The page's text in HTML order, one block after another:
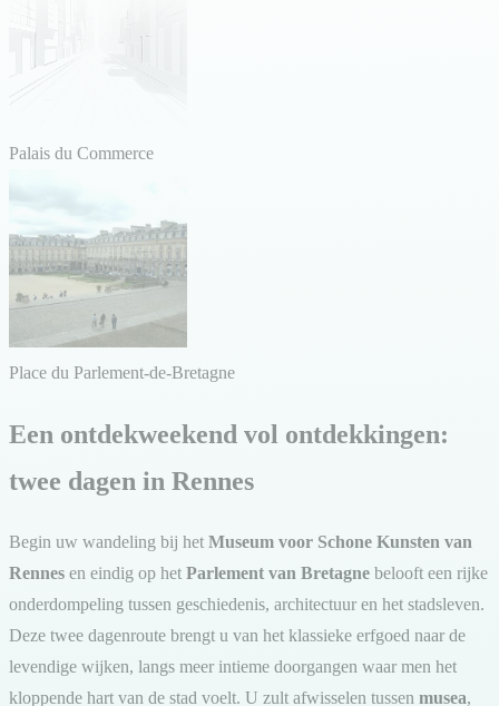
Palais du Commerce
Place du Parlement-de-Bretagne
Een ontdekweekend vol ontdekkingen:
twee dagen in Rennes
Begin uw wandeling bij het Museum voor Schone Kunsten van
Rennes en eindig op het Parlement van Bretagne belooft een rijke
onderdompeling tussen geschiedenis, architectuur en het stadsleven.
Deze twee dagenroute brengt u van het klassieke erfgoed naar de
levendige wijken, langs meer intieme doorgangen waar men het
kloppende hart van de stad voelt. U zult afwisselen tussen musea,